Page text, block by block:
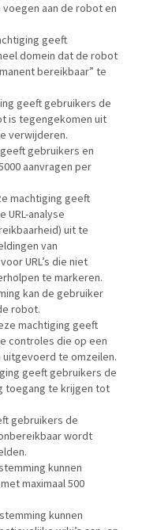
aan de robot en
geeft
domein dat de robot
bereikbaar” te
geeft gebruikers de
is tegengekomen uit
verwijderen.
gebruikers en
aanvragen per
machtiging geeft
analyse
uit te
van
URL’s die niet
te markeren.
kan de gebruiker
robot.
machtiging geeft
controles die op een
te omzeilen.
geeft gebruikers de
toegang te krijgen tot
gebruikers de
wordt
kunnen
maximaal 500
kunnen